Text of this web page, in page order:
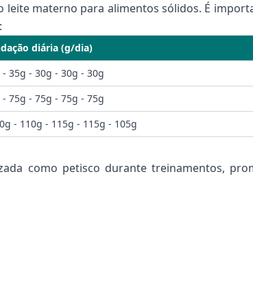
leite materno para alimentos sólidos. É
diária (g/dia)
35g - 30g - 30g - 30g
75g - 75g - 75g - 75g
- 110g - 115g - 115g - 105g
como petisco durante treinamentos,